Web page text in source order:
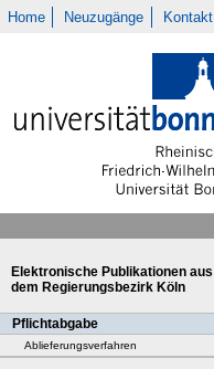
Home Neuzugänge Kontakt
Elektronische Publikationen aus
dem Regierungsbezirk Köln
Pflichtabgabe
Ablieferungsverfahren